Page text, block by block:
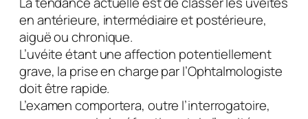
en antérieure, intermédiaire et postérieure,
aiguë ou chronique.
L’uvéite étant une affection potentiellement
grave, la prise en charge par l’Ophtalmologiste
doit être rapide.
L’examen comportera, outre l’interrogatoire,